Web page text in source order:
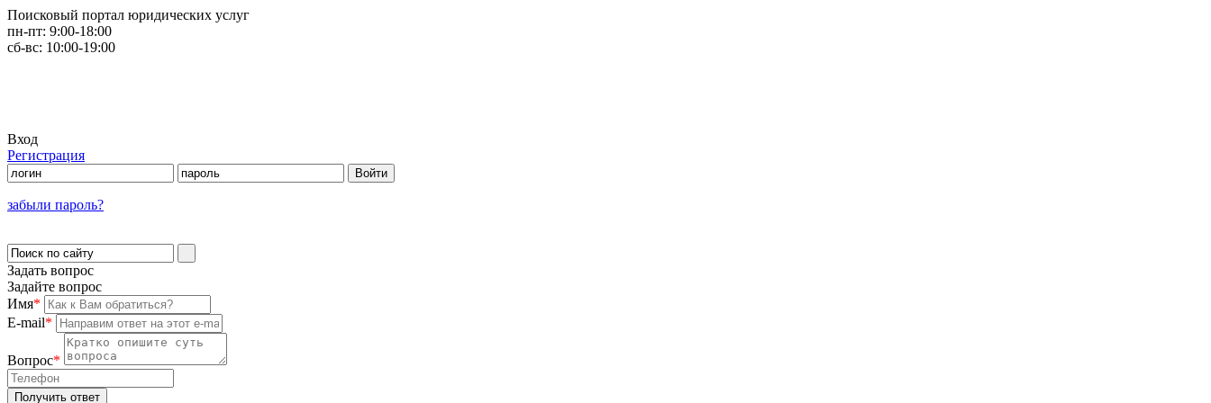
Поисковый портал юридических услуг
пн-пт: 9:00-18:00
сб-вс: 10:00-19:00
Вход
Регистрация
забыли пароль?
Задать вопрос
Задайте вопрос
Имя*
E-mail*
Вопрос*